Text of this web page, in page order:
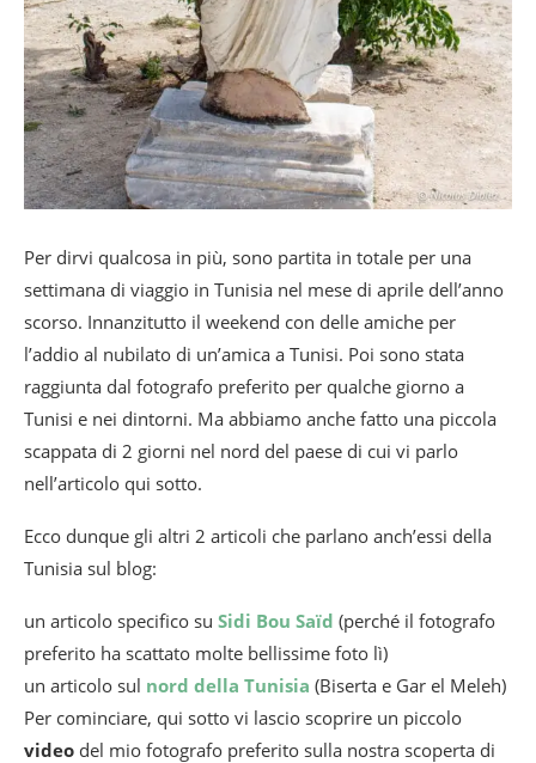
Per dirvi qualcosa in più, sono partita in totale per una
settimana di viaggio in Tunisia nel mese di aprile dell’anno
scorso. Innanzitutto il weekend con delle amiche per
l’addio al nubilato di un’amica a Tunisi. Poi sono stata
raggiunta dal fotografo preferito per qualche giorno a
Tunisi e nei dintorni. Ma abbiamo anche fatto una piccola
scappata di 2 giorni nel nord del paese di cui vi parlo
nell’articolo qui sotto.
Ecco dunque gli altri 2 articoli che parlano anch’essi della
Tunisia sul blog:
un articolo specifico su Sidi Bou Saïd (perché il fotografo
preferito ha scattato molte bellissime foto lì)
un articolo sul nord della Tunisia (Biserta e Gar el Meleh)
Per cominciare, qui sotto vi lascio scoprire un piccolo
video del mio fotografo preferito sulla nostra scoperta di